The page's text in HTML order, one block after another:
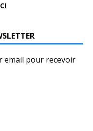
email pour recevoir